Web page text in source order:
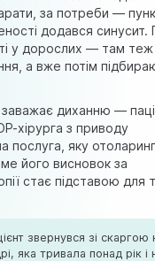
за потреби —
додався синусит.
у дорослих — там теж
а вже потім
диханню —
хірурга з приводу
послуга, яку
його висновок за
стає підставою для
звернувся зі скаргою
яка тривала понад рік і